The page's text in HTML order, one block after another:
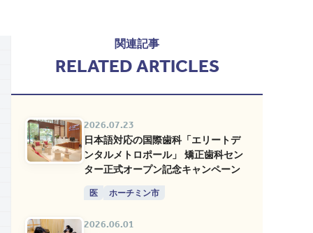
関連記事
RELATED ARTICLES
2026.07.23
日本語対応の国際歯科「エリートデ
ンタルメトロポール」 矯正歯科セン
ター正式オープン記念キャンペーン
医 ホーチミン市
2026.06.01